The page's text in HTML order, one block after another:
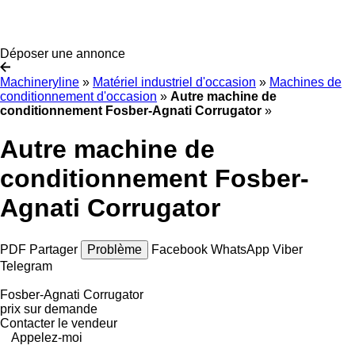
Déposer une annonce
Machineryline » Matériel industriel d'occasion » Machines de
conditionnement d'occasion » Autre machine de
conditionnement Fosber-Agnati Corrugator »
Autre machine de
conditionnement Fosber-
Agnati Corrugator
PDF Partager Problème Facebook WhatsApp Viber
Telegram
Fosber-Agnati Corrugator
prix sur demande
Contacter le vendeur
Appelez-moi